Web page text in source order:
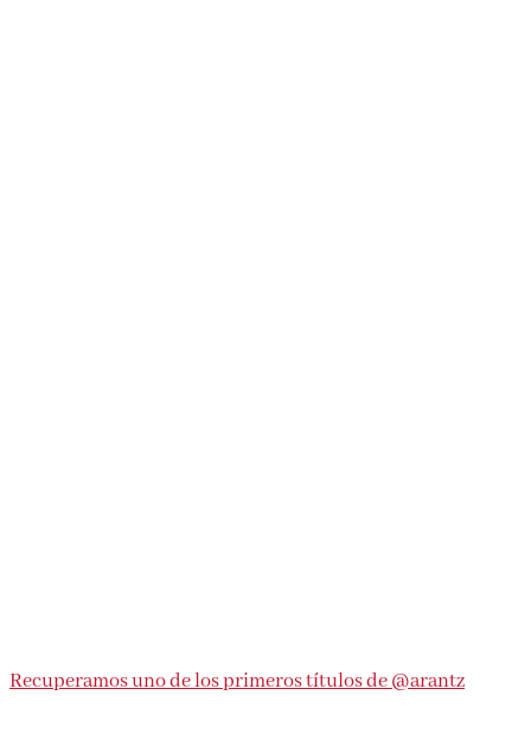
Recuperamos uno de los primeros títulos de @arantz